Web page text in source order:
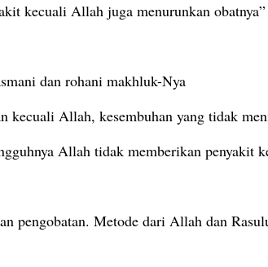
kecuali Allah juga menurunkan
dan rohani makhluk-Nya
kecuali Allah, kesembuhan yang tidak
Allah tidak memberikan
pengobatan. Metode dari Allah dan